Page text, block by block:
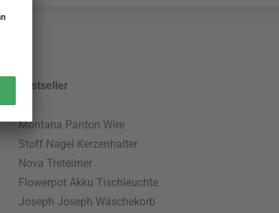
Bestseller
Montana Panton Wire
Stoff Nagel Kerzenhalter
Nova Treteimer
Flowerpot Akku Tischleuchte
Joseph Joseph Wäschekorb